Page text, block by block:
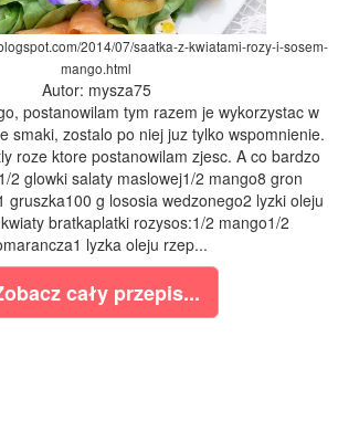
2014/07/saatka-z-kwiatami-rozy-i-sosem-
mango.html
Autor: mysza75
postanowilam tym razem je wykorzystac w
smaki, zostalo po niej juz tylko wspomnienie.
roze ktore postanowilam zjesc. A co bardzo
2 glowki salaty maslowej1/2 mango8 gron
gruszka100 g lososia wedzonego2 lyzki oleju
bratkaplatki rozysos:1/2 mango1/2
lyzka oleju rzep...
cały przepis...